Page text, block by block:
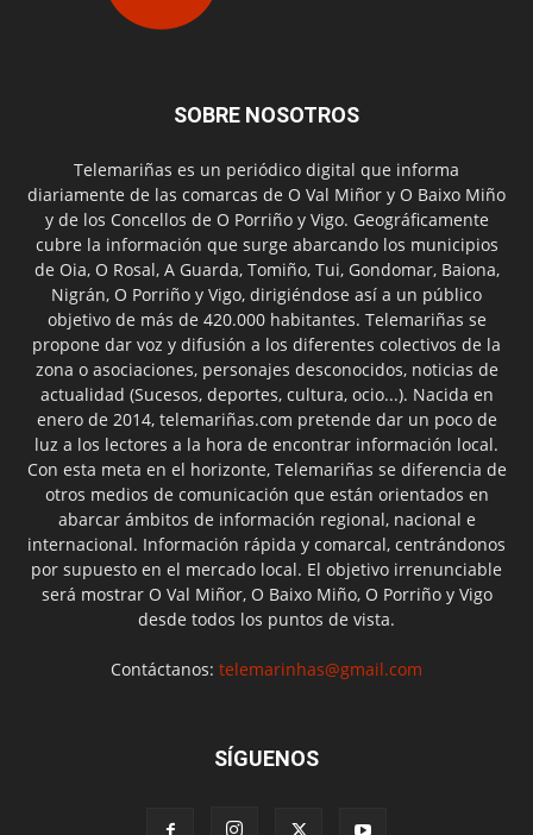
SOBRE NOSOTROS
Telemariñas es un periódico digital que informa
diariamente de las comarcas de O Val Miñor y O Baixo Miño
y de los Concellos de O Porriño y Vigo. Geográficamente
cubre la información que surge abarcando los municipios
de Oia, O Rosal, A Guarda, Tomiño, Tui, Gondomar, Baiona,
Nigrán, O Porriño y Vigo, dirigiéndose así a un público
objetivo de más de 420.000 habitantes. Telemariñas se
propone dar voz y difusión a los diferentes colectivos de la
zona o asociaciones, personajes desconocidos, noticias de
actualidad (Sucesos, deportes, cultura, ocio...). Nacida en
enero de 2014, telemariñas.com pretende dar un poco de
luz a los lectores a la hora de encontrar información local.
Con esta meta en el horizonte, Telemariñas se diferencia de
otros medios de comunicación que están orientados en
abarcar ámbitos de información regional, nacional e
internacional. Información rápida y comarcal, centrándonos
por supuesto en el mercado local. El objetivo irrenunciable
será mostrar O Val Miñor, O Baixo Miño, O Porriño y Vigo
desde todos los puntos de vista.
Contáctanos: telemarinhas@gmail.com
SÍGUENOS